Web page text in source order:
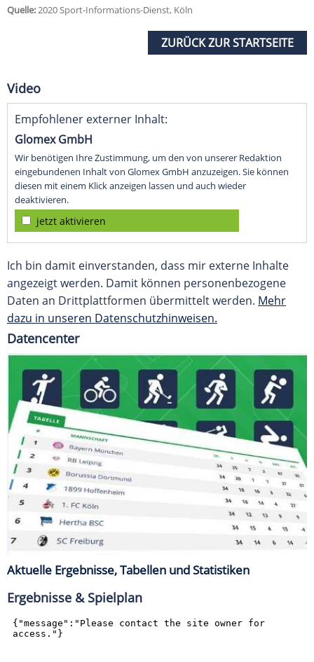
Quelle:2020 Sport-Informations-Dienst, Köln
ZURÜCK ZUR STARTSEITE
Video
Empfohlener externer Inhalt:
Glomex GmbH
Wir benötigen Ihre Zustimmung, um den von unserer Redaktion
eingebundenen Inhalt von Glomex GmbH anzuzeigen. Sie können
diesen mit einem Klick anzeigen lassen und auch wieder
deaktivieren.
jetzt aktivieren
Ich bin damit einverstanden, dass mir externe Inhalte
angezeigt werden. Damit können personenbezogene
Daten an Drittplattformen übermittelt werden. Mehr
dazu in unseren Datenschutzhinweisen.
Datencenter
Aktuelle Ergebnisse, Tabellen und Statistiken
Ergebnisse & Spielplan